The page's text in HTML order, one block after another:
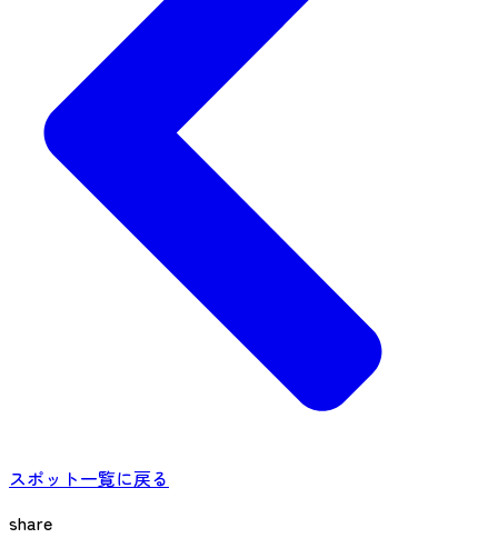
プライバシーポリシー
サイトマップ
仙臺写真館フォトギャラリー
仙台旅先体験コレクション Facebook
仙台旅先体験コレクション Instagaram
スポット一覧に戻る
share